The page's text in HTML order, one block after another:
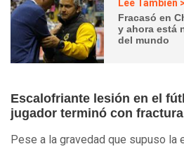
Lee También >
Fracasó en
y ahora está
del mundo
Escalofriante lesión en el
jugador terminó con
Pese a la gravedad que supuso la